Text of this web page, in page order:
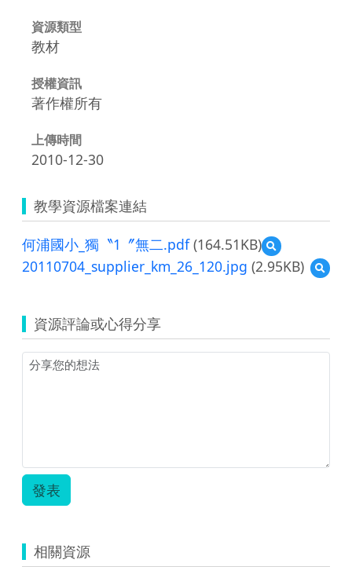
資源類型
教材
授權資訊
著作權所有
上傳時間
2010-12-30
教學資源檔案連結
何浦國小_獨〝1〞無二.pdf(164.51KB)
預
覽
何
獨
20110704_supplier_km_26_120.jpg (2.95KB)
預
覽
資源評論或心得分享
發表
相關資源